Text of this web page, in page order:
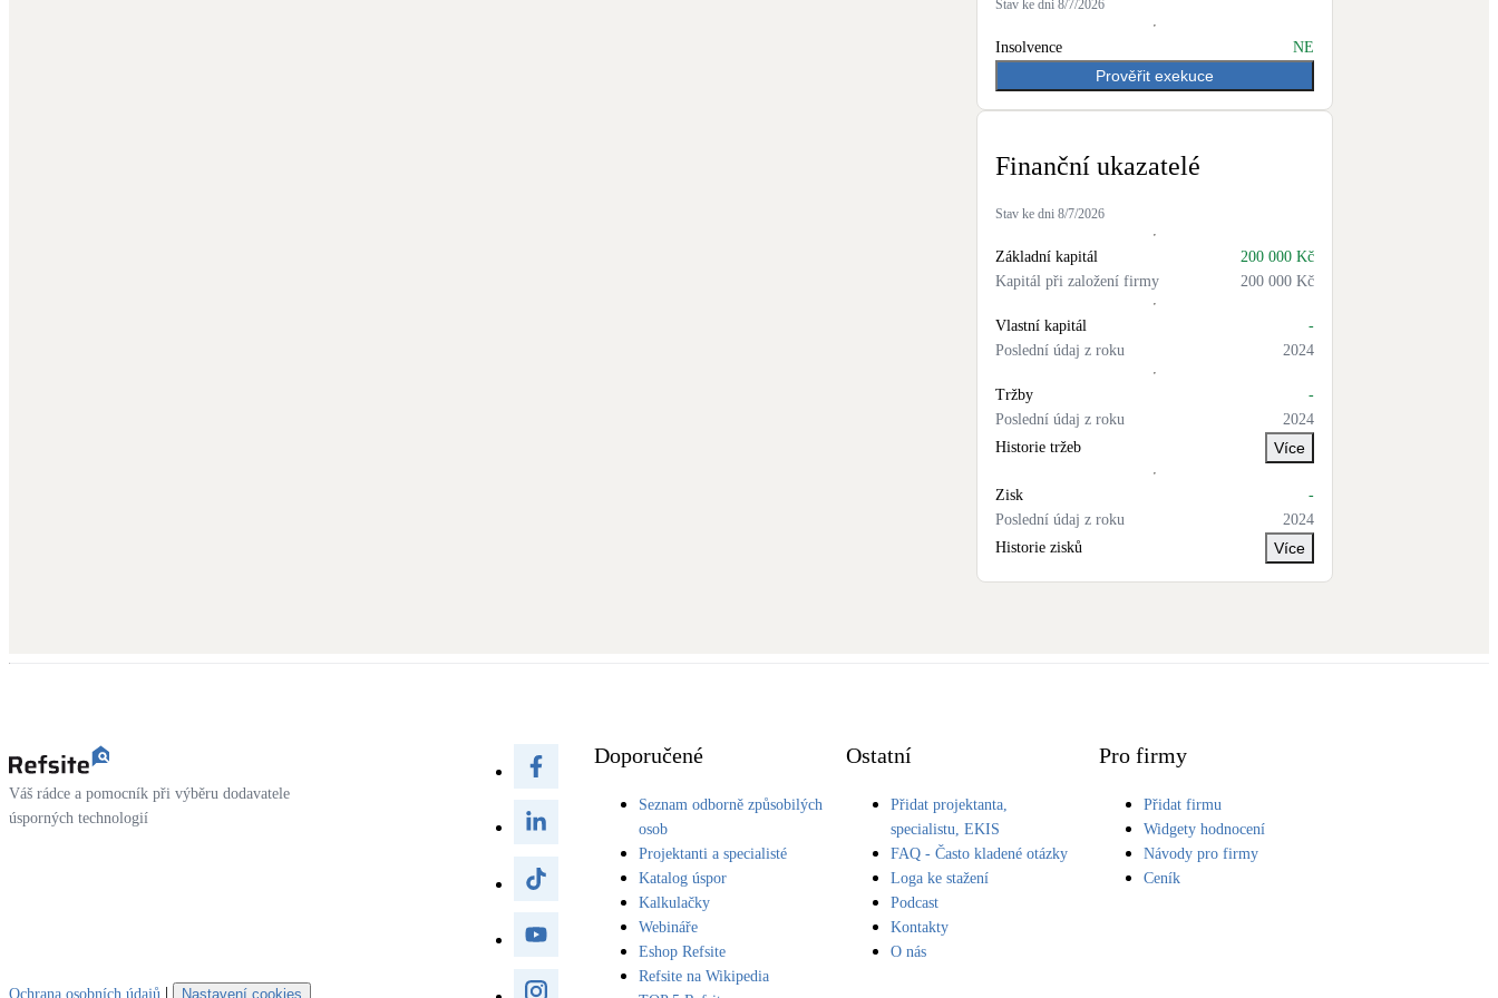
Stav ke dni 8/7/2026
Insolvence NE
Prověřit exekuce
Finanční ukazatelé
Stav ke dni 8/7/2026
Základní kapitál
200 000 Kč
Kapitál při založení firmy
200 000 Kč
Vlastní kapitál
-
Poslední údaj z roku
2024
Tržby
-
Poslední údaj z roku
2024
Historie tržeb
Více
Zisk
-
Poslední údaj z roku
2024
Historie zisků
Více
Váš rádce a pomocník při výběru dodavatele
úsporných technologií
Doporučené
Seznam odborně způsobilých
osob
Projektanti a specialisté
Katalog úspor
Kalkulačky
Webináře
Eshop Refsite
Refsite na Wikipedia
Ostatní
Přidat projektanta,
specialistu, EKIS
FAQ - Často kladené otázky
Loga ke stažení
Podcast
Kontakty
O nás
Pro firmy
Přidat firmu
Widgety hodnocení
Návody pro firmy
Ceník
Ochrana osobních údajů | Nastavení cookies